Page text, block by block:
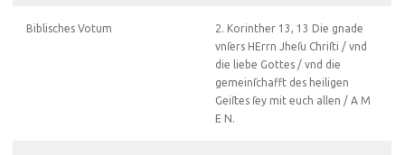
Biblisches Votum
2. Korinther 13, 13 Die gnade
vnſers HErrn Jheſu Chriſti / vnd
die liebe Gottes / vnd die
gemeinſchafft des heiligen
Geiſtes ſey mit euch allen / A M
E N.